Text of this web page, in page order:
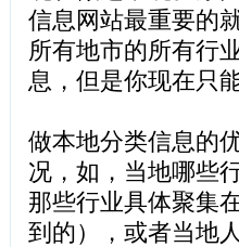
信息网站最重要的
所有地市的所有行
息，但是你现在只
做本地分类信息的
况，如，当地哪些
那些行业具体聚集
到的），或者当地